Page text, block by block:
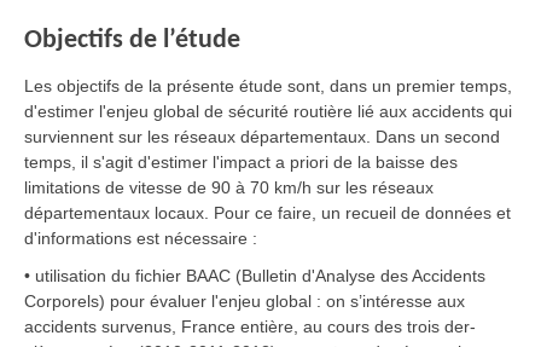
Objectifs de l’étude
Les objectifs de la présente étude sont, dans un premier temps,
d'estimer l'enjeu global de sécurité routière lié aux accidents qui
surviennent sur les réseaux départementaux. Dans un second
temps, il s'agit d'estimer l'impact a priori de la baisse des
limitations de vitesse de 90 à 70 km/h sur les réseaux
départementaux locaux. Pour ce faire, un recueil de données et
d'informations est nécessaire :
• utilisation du fichier BAAC (Bulletin d'Analyse des Accidents
Corporels) pour évaluer l'enjeu global : on s’intéresse aux
accidents survenus, France entière, au cours des trois der-